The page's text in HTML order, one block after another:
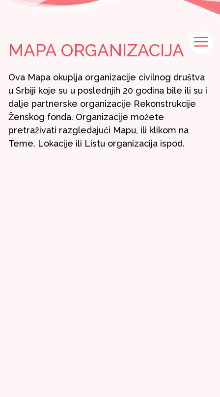
MAPA ORGANIZACIJA
Ova Mapa okuplja organizacije civilnog društva
u Srbiji koje su u poslednjih 20 godina bile ili su i
dalje partnerske organizacije Rekonstrukcije
Ženskog fonda. Organizacije možete
pretraživati razgledajući Mapu, ili klikom na
Teme, Lokacije ili Listu organizacija ispod.